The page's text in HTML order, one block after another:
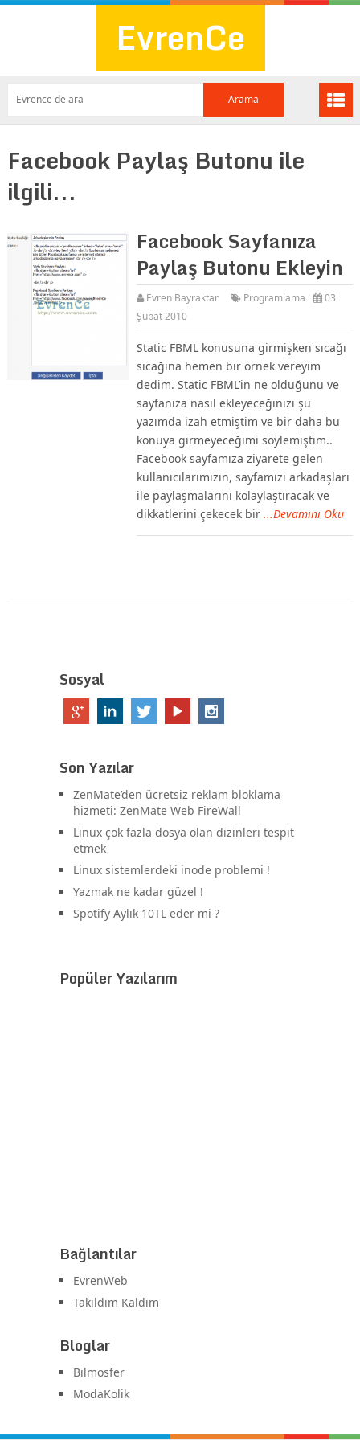
EvrenCe
Facebook Paylaş Butonu ile
ilgili...
Facebook Sayfanıza
Paylaş Butonu Ekleyin
Evren Bayraktar Programlama
03
Şubat 2010
Static FBML konusuna girmişken sıcağı
sıcağına hemen bir örnek vereyim
dedim. Static FBML’in ne olduğunu ve
sayfanıza nasıl ekleyeceğinizi şu
yazımda izah etmiştim ve bir daha bu
konuya girmeyeceğimi söylemiştim..
Facebook sayfamıza ziyarete gelen
kullanıcılarımızın, sayfamızı arkadaşları
ile paylaşmalarını kolaylaştıracak ve
dikkatlerini çekecek bir...Devamını Oku
Sosyal
Son Yazılar
ZenMate’den ücretsiz reklam bloklama
hizmeti: ZenMate Web FireWall
Linux çok fazla dosya olan dizinleri tespit
etmek
Linux sistemlerdeki inode problemi !
Yazmak ne kadar güzel !
Spotify Aylık 10TL eder mi ?
Popüler Yazılarım
Bağlantılar
EvrenWeb
Takıldım Kaldım
Bloglar
Bilmosfer
ModaKolik